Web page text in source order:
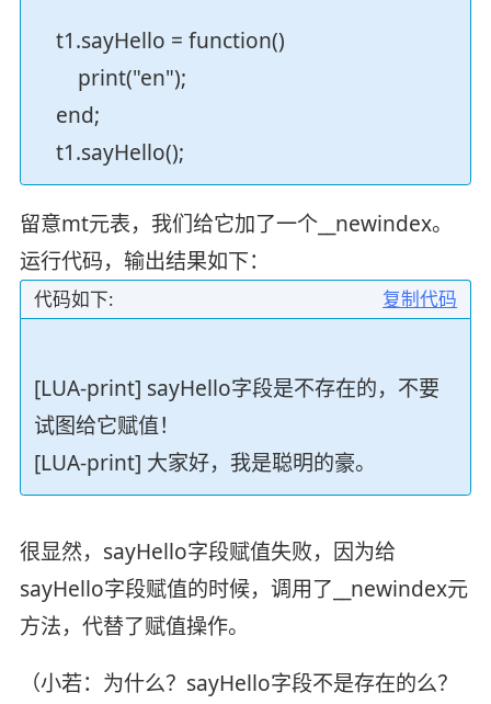
t1.sayHello = function()
print("en");
end;
t1.sayHello();
留意mt元表，我们给它加了一个__newindex。
运行代码，输出结果如下：
复制代码
代码如下:
[LUA-print] sayHello字段是不存在的，不要
试图给它赋值！
[LUA-print] 大家好，我是聪明的豪。
很显然，sayHello字段赋值失败，因为给
sayHello字段赋值的时候，调用了__newindex元
方法，代替了赋值操作。
（小若：为什么？sayHello字段不是存在的么？